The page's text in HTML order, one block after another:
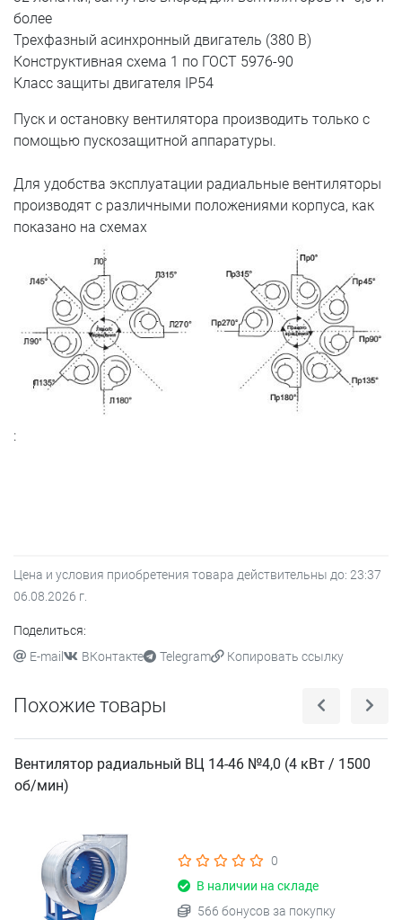
более
Трехфазный асинхронный двигатель (380 В)
Конструктивная схема 1 по ГОСТ 5976-90
Класс защиты двигателя IP54
Пуск и остановку вентилятора производить только с
помощью пускозащитной аппаратуры.
Для удобства эксплуатации радиальные вентиляторы
производят с различными положениями корпуса, как
показано на схемах
:
Цена и условия приобретения товара действительны до: 23:37
06.08.2026 г.
Поделиться:
E-mail
ВКонтакте Telegram Копировать ссылку
Похожие товары
Вентилятор радиальный ВЦ 14-46 №4,0 (4 кВт / 1500
об/мин)
0
В наличии на складе
566 бонусов за покупку